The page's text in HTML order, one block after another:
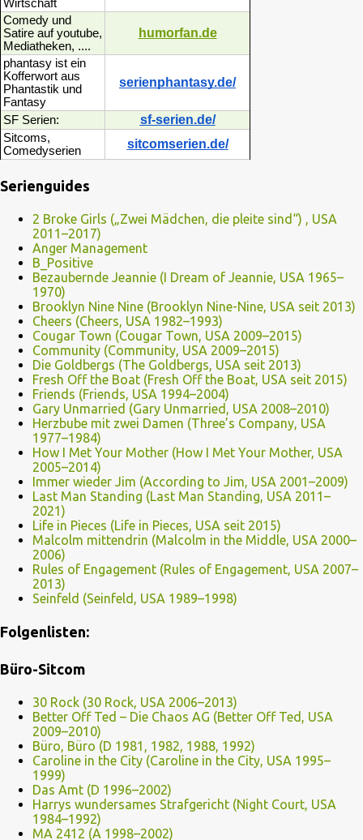
Wirtschaft
Comedy und
Satire auf youtube,
Mediatheken, ....
humorfan.de
phantasy ist ein
Kofferwort aus
Phantastik und
Fantasy
serienphantasy.de/
SF Serien: sf-serien.de/
Sitcoms,
Comedyserien
sitcomserien.de/
Serienguides
2 Broke Girls („Zwei Mädchen, die pleite sind“) , USA
2011–2017)
Anger Management
B_Positive
Bezaubernde Jeannie (I Dream of Jeannie, USA 1965–
1970)
Brooklyn Nine Nine (Brooklyn Nine-Nine, USA seit 2013)
Cheers (Cheers, USA 1982–1993)
Cougar Town (Cougar Town, USA 2009–2015)
Community (Community, USA 2009–2015)
Die Goldbergs (The Goldbergs, USA seit 2013)
Fresh Off the Boat (Fresh Off the Boat, USA seit 2015)
Friends (Friends, USA 1994–2004)
Gary Unmarried (Gary Unmarried, USA 2008–2010)
Herzbube mit zwei Damen (Three’s Company, USA
1977–1984)
How I Met Your Mother (How I Met Your Mother, USA
2005–2014)
Immer wieder Jim (According to Jim, USA 2001–2009)
Last Man Standing (Last Man Standing, USA 2011–
2021)
Life in Pieces (Life in Pieces, USA seit 2015)
Malcolm mittendrin (Malcolm in the Middle, USA 2000–
2006)
Rules of Engagement (Rules of Engagement, USA 2007–
2013)
Seinfeld (Seinfeld, USA 1989–1998)
Folgenlisten:
Büro-Sitcom
30 Rock (30 Rock, USA 2006–2013)
Better Off Ted – Die Chaos AG (Better Off Ted, USA
2009–2010)
Büro, Büro (D 1981, 1982, 1988, 1992)
Caroline in the City (Caroline in the City, USA 1995–
1999)
Das Amt (D 1996–2002)
Harrys wundersames Strafgericht (Night Court, USA
1984–1992)
MA 2412 (A 1998–2002)